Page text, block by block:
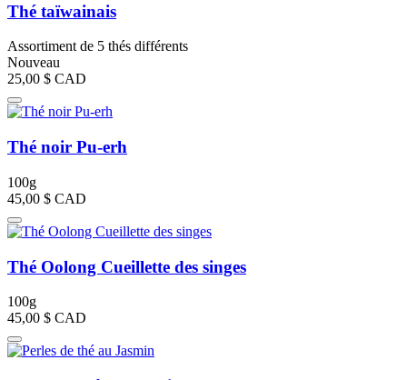
Thé taïwainais
Assortiment de 5 thés différents
Nouveau
25,00 $ CAD
Thé noir Pu-erh
100g
45,00 $ CAD
Thé Oolong Cueillette des singes
100g
45,00 $ CAD